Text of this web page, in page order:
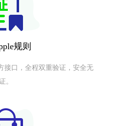
规则
接口，全程双重验证，安全无
。